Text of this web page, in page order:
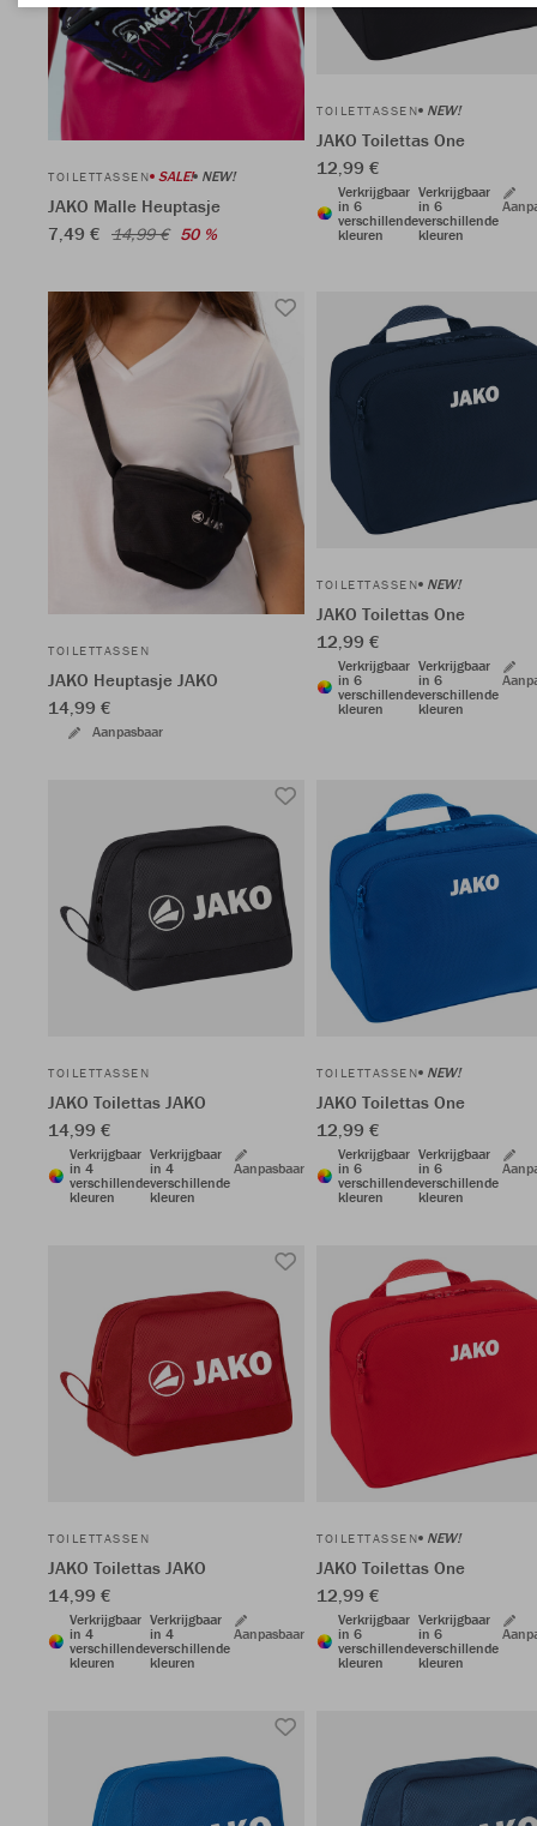
TOILETTASSEN SALE! NEW!
JAKO Malle Heuptasje
7,49 € 14,99 € 50 %
TOILETTASSEN NEW!
JAKO Toilettas One
12,99 €
Verkrijgbaar
in 6
verschillende
kleuren
Verkrijgbaar
in 6
verschillende
kleuren
TOILETTASSEN
JAKO Heuptasje JAKO
14,99 €
Aanpasbaar
TOILETTASSEN NEW!
JAKO Toilettas One
12,99 €
Verkrijgbaar
in 6
verschillende
kleuren
Verkrijgbaar
in 6
verschillende
kleuren
TOILETTASSEN
JAKO Toilettas JAKO
14,99 €
Verkrijgbaar
in 4
verschillende
kleuren
Verkrijgbaar
in 4
verschillende
kleuren
Aanpasbaar
TOILETTASSEN NEW!
JAKO Toilettas One
12,99 €
Verkrijgbaar
in 6
verschillende
kleuren
Verkrijgbaar
in 6
verschillende
kleuren
TOILETTASSEN
JAKO Toilettas JAKO
14,99 €
Verkrijgbaar
in 4
verschillende
kleuren
Verkrijgbaar
in 4
verschillende
kleuren
Aanpasbaar
TOILETTASSEN NEW!
JAKO Toilettas One
12,99 €
Verkrijgbaar
in 6
verschillende
kleuren
Verkrijgbaar
in 6
verschillende
kleuren